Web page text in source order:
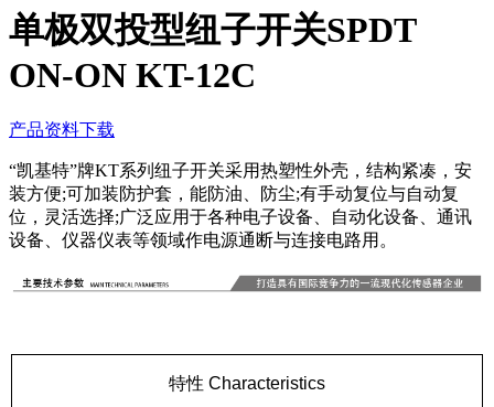
单极双投型纽子开关SPDT
ON-ON KT-12C
产品资料下载
“凯基特”牌KT系列纽子开关采用热塑性外壳，结构紧凑，安
装方便;可加装防护套，能防油、防尘;有手动复位与自动复
位，灵活选择;广泛应用于各种电子设备、自动化设备、通讯
设备、仪器仪表等领域作电源通断与连接电路用。
特性 Characteristics